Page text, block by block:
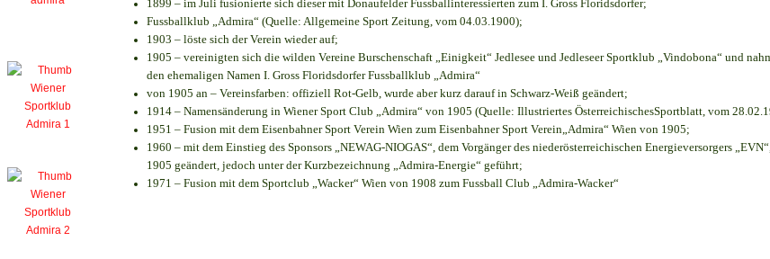
1899 – im Juli fusionierte sich dieser mit Donaufelder Fussballinteressierten zum I. Gross Floridsdorfer;
Fussballklub „Admira“ (Quelle: Allgemeine Sport Zeitung, vom 04.03.1900);
1903 – löste sich der Verein wieder auf;
1905 – vereinigten sich die wilden Vereine Burschenschaft „Einigkeit“ Jedlesee und Jedleseer Sportklub „Vindobona“ und
den ehemaligen Namen I. Gross Floridsdorfer Fussballklub „Admira“
von 1905 an – Vereinsfarben: offiziell Rot-Gelb, wurde aber kurz darauf in Schwarz-Weiß geändert;
1914 – Namensänderung in Wiener Sport Club „Admira“ von 1905 (Quelle: Illustriertes ÖsterreichischesSportblatt, vom
1951 – Fusion mit dem Eisenbahner Sport Verein Wien zum Eisenbahner Sport Verein„Admira“ Wien von 1905;
1960 – mit dem Einstieg des Sponsors „NEWAG-NIOGAS“, dem Vorgänger des niederösterreichischen Energieversorgers
1905 geändert, jedoch unter der Kurzbezeichnung „Admira-Energie“ geführt;
1971 – Fusion mit dem Sportclub „Wacker“ Wien von 1908 zum Fussball Club „Admira-Wacker“